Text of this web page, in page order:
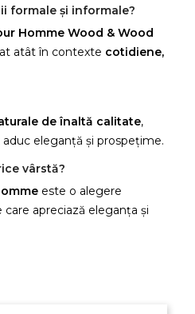
formale și informale?
Homme Wood & Wood
atât în contexte cotidiene,
de înaltă calitate,
eleganță și prospețime.
vârstă?
este o alegere
apreciază eleganța și
Anuleaza